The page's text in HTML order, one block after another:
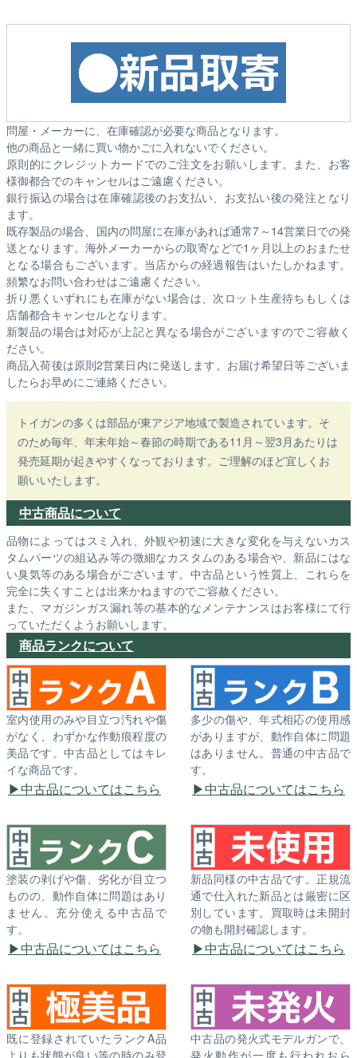
問屋・メーカーに、在庫確認が必要な商品となります。
他の商品と一緒に買い物かごに入れないでください。
原則的にクレジットカードでのご注文をお願いします。また、お客
様御都合でのキャンセルはご遠慮ください。
銀行振込の場合は在庫確認後のお支払い、お支払い後の発注となり
ます。
既存製品の場合、国内の問屋に在庫があれば通常7～14営業日での発
送となります。海外メーカーからの取寄などで1ヶ月以上のおまたせ
となる場合もございます。 当店からの経過報告はいたしかねます。
頻繁なお問い合わせはご遠慮ください。
折り悪くいずれにも在庫がない場合は、次ロット生産待ちもしくは
店舗都合キャンセルとなります。
新製品の場合は対応が上記と異なる場合がございますのでご容赦く
ださい。
商品入荷後は原則2営業日内に発送します。お届け希望日等ございま
したらお早めにご連絡ください。
トイガンの多くは部品が東アジア地域で製造されています。そ
のため毎年、年末年始～春節の時期である11月～翌3月あたりは
発売延期が起きやすくなっております。ご理解のほど宜しくお
願いいたします。
中古商品について
品物によってはスミ入れ、外観や初速に大きな変化を与えないカス
タムパーツの組込み等の微細なカスタムのある場合や、新品にはな
い臭気等のある場合がございます。中古品という性質上、これらを
完全に失くすことは出来かねますのでご容赦ください。
また、マガジンガス漏れ等の基本的なメンテナンスはお客様にて行
っていただくようお願いします。
商品ランクについて
室内使用のみや目立つ汚れや傷
がなく、わずかな作動痕程度の
美品です。中古品としてはキレ
イな商品です。
中古品についてはこちら
多少の傷や、年式相応の使用感
がありますが、動作自体に問題
はありません。普通の中古品で
す。
中古品についてはこちら
塗装の剥げや傷、劣化が目立つ
ものの、動作自体に問題はあり
ません。充分使える中古品で
す。
中古品についてはこちら
新品同様の中古品です。正規流
通で仕入れた新品とは厳密に区
別しています。買取時は未開封
の物も開封確認します。
中古品についてはこちら
既に登録されていたランクA品
よりも状態が良い等の時のみ登
中古品の発火式モデルガンで、
発火動作が一度も行われおら